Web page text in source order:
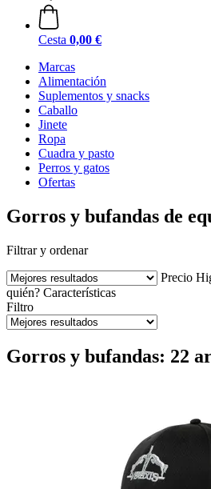
Cesta 0,00 €
Marcas
Alimentación
Suplementos y snacks
Caballo
Jinete
Ropa
Cuadra y pasto
Perros y gatos
Ofertas
Gorros y bufandas de
Filtrar y ordenar
Precio
quién? Características
Filtro
Gorros y bufandas: 22